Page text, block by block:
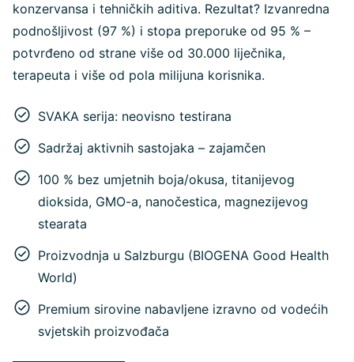
konzervansa i tehničkih aditiva. Rezultat? Izvanredna
podnošljivost (97 %) i stopa preporuke od 95 % –
potvrđeno od strane više od 30.000 liječnika,
terapeuta i više od pola milijuna korisnika.
SVAKA serija: neovisno testirana
Sadržaj aktivnih sastojaka – zajamčen
100 % bez umjetnih boja/okusa, titanijevog
dioksida, GMO-a, nanočestica, magnezijevog
stearata
Proizvodnja u Salzburgu (BIOGENA Good Health
World)
Premium sirovine nabavljene izravno od vodećih
svjetskih proizvođača